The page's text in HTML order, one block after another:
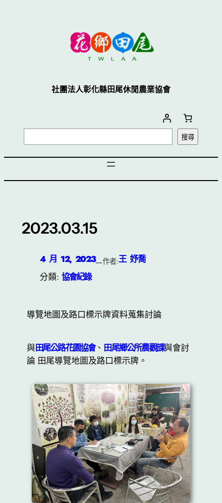
社團法人彰化縣田尾休閒農業協會
搜尋
2023.03.15
4 月 12, 2023—作者:王 妤喬
分類: 協會紀錄
導覽地圖及路口標示牌資料蒐集討論
與田尾公路花園協會、 田尾鄉公所農觀課與會討
論 田尾導覽地圖及路口標示牌。